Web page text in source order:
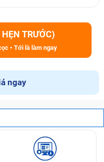
TRƯỚC)
• Tới là làm ngay
ngay